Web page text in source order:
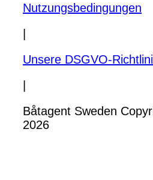
Nutzungsbedingungen
|
Unsere DSGVO-
|
Båtagent Sweden
2026